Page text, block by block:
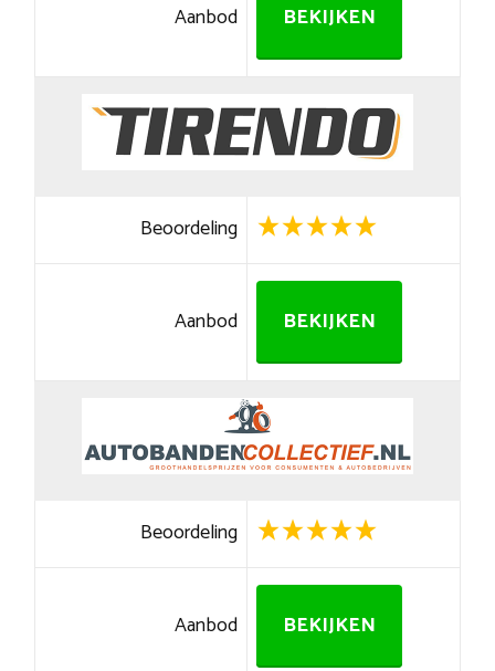
Aanbod BEKIJKEN
Beoordeling
Aanbod BEKIJKEN
Beoordeling
Aanbod BEKIJKEN